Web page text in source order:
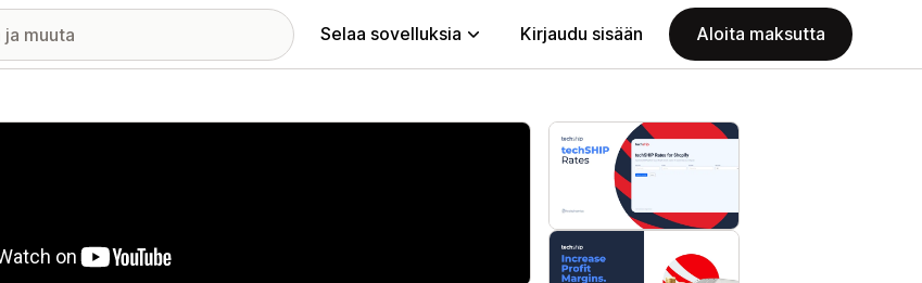
Selaa sovelluksia Kirjaudu sisään Aloita maksutta